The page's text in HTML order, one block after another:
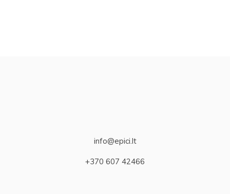
info@epici.lt
+370 607 42466